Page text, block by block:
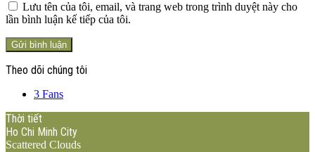
Lưu tên của tôi, email, và trang web trong trình duyệt này cho
lần bình luận kế tiếp của tôi.
Theo dõi chúng tôi
3 Fans
Thời tiết
Ho Chi Minh City
Scattered Clouds